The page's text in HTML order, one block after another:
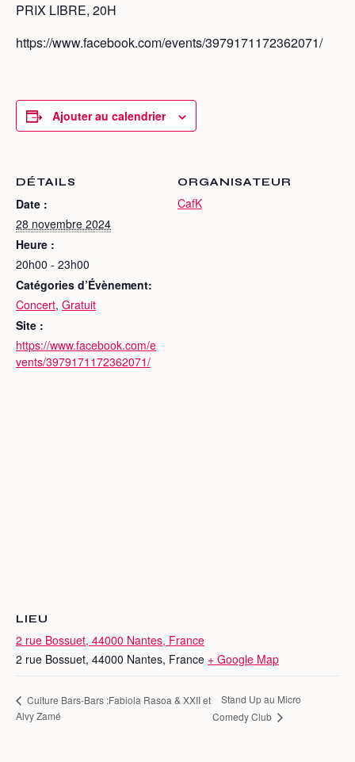
PRIX LIBRE, 20H
https://www.facebook.com/events/3979171172362071/
Ajouter au calendrier
DÉTAILS
Date :
28 novembre 2024
Heure :
20h00 - 23h00
Catégories d’Évènement:
Concert, Gratuit
Site :
https://www.facebook.com/e
vents/3979171172362071/
ORGANISATEUR
CafK
LIEU
2 rue Bossuet, 44000 Nantes, France
2 rue Bossuet, 44000 Nantes, France + Google Map
Culture Bars-Bars :Fabiola Rasoa & XXII et
Alvy Zamé
Stand Up au Micro
Comedy Club